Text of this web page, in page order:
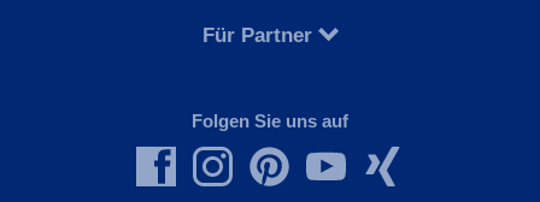
Für Partner
Folgen Sie uns auf